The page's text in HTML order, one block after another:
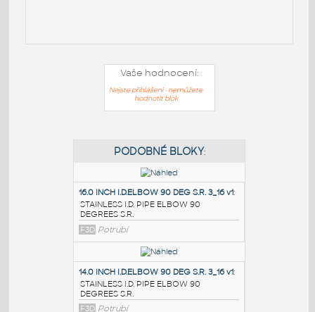
Vaše hodnocení:
Nejste přihlášeni - nemůžete
hodnotit blok
PODOBNÉ BLOKY
16.0 INCH I.D.ELBOW 90 DEG S.R. 3_16 v1